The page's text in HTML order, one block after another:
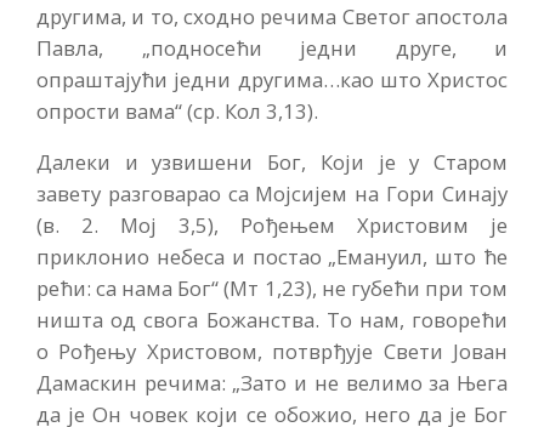
другима, и то, сходно речима Светог апостола
Павла, „подносећи једни друге, и
опраштајући једни другима…као што Христос
опрости вама“ (ср. Кол 3,13).
Далеки и узвишени Бог, Који је у Старом
завету разговарао са Мојсијем на Гори Синају
(в. 2. Мој 3,5), Рођењем Христовим је
приклонио небеса и постао „Емануил, што ће
рећи: са нама Бог“ (Мт 1,23), не губећи при том
ништа од свога Божанства. То нам, говорећи
о Рођењу Христовом, потврђује Свети Јован
Дамаскин речима: „Зато и не велимо за Њега
да је Он човек који се обожио, него да је Бог